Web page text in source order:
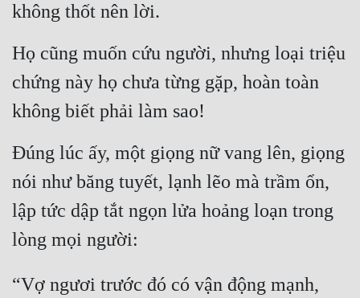
không thốt nên lời.
Họ cũng muốn cứu người, nhưng loại triệu
chứng này họ chưa từng gặp, hoàn toàn
không biết phải làm sao!
Đúng lúc ấy, một giọng nữ vang lên, giọng
nói như băng tuyết, lạnh lẽo mà trầm ổn,
lập tức dập tắt ngọn lửa hoảng loạn trong
lòng mọi người:
“Vợ ngươi trước đó có vận động mạnh,